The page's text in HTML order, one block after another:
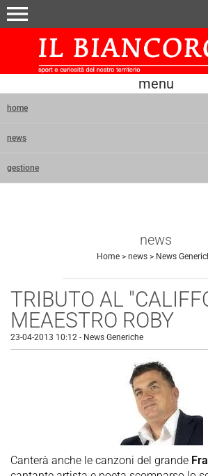
menu
menu
home
news
gestione
news
Home> news> News
TRIBUTO AL
MEAESTRO ROBY
23-04-2013 10:12 - News Generiche
Canterà anche le canzoni del grande